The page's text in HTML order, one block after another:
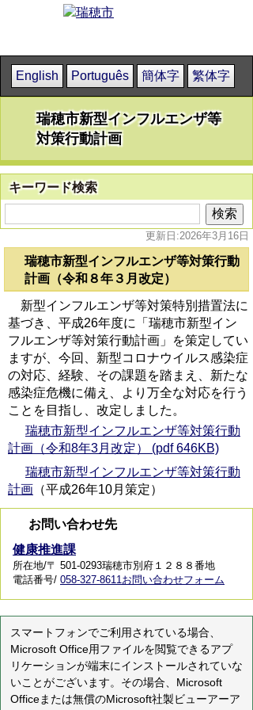
English Português 簡体字 繁体字
瑞穂市新型インフルエンザ等
対策行動計画
キーワード検索
更新日:2026年3月16日
瑞穂市新型インフルエンザ等対策行動
計画（令和８年３月改定）
新型インフルエンザ等対策特別措置法に
基づき、平成26年度に「瑞穂市新型イン
フルエンザ等対策行動計画」を策定してい
ますが、今回、新型コロナウイルス感染症
の対応、経験、その課題を踏まえ、新たな
感染症危機に備え、より万全な対応を行う
ことを目指し、改定しました。
瑞穂市新型インフルエンザ等対策行動
計画（令和8年3月改定） (pdf 646KB)
瑞穂市新型インフルエンザ等対策行動
計画 （平成26年10月策定）
お問い合わせ先
健康推進課
所在地/〒 501-0293瑞穂市別府１２８８番地
電話番号/ 058-327-8611お問い合わせフォーム
スマートフォンでご利用されている場合、
Microsoft Office用ファイルを閲覧できるアプ
リケーションが端末にインストールされていな
いことがございます。その場合、Microsoft
Officeまたは無償のMicrosoft社製ビューアーア